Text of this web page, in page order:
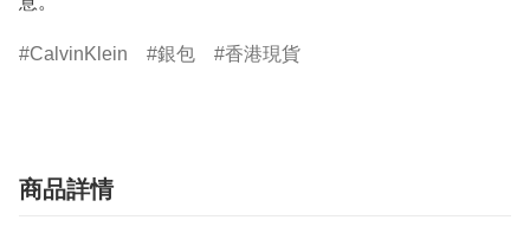
CalvinKlein 銀包 香港現貨
商品詳情